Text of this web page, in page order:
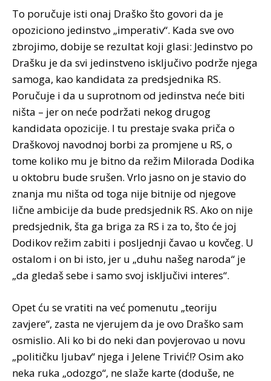
To poručuje isti onaj Draško što govori da je
opoziciono jedinstvo „imperativ“. Kada sve ovo
zbrojimo, dobije se rezultat koji glasi: Jedinstvo po
Drašku je da svi jedinstveno isključivo podrže njega
samoga, kao kandidata za predsjednika RS.
Poručuje i da u suprotnom od jedinstva neće biti
ništa – jer on neće podržati nekog drugog
kandidata opozicije. I tu prestaje svaka priča o
Draškovoj navodnoj borbi za promjene u RS, o
tome koliko mu je bitno da režim Milorada Dodika
u oktobru bude srušen. Vrlo jasno on je stavio do
znanja mu ništa od toga nije bitnije od njegove
lične ambicije da bude predsjednik RS. Ako on nije
predsjednik, šta ga briga za RS i za to, što će joj
Dodikov režim zabiti i posljednji čavao u kovčeg. U
ostalom i on bi isto, jer u „duhu našeg naroda“ je
„da gledaš sebe i samo svoj isključivi interes“.
Opet ću se vratiti na već pomenutu „teoriju
zavjere“, zasta ne vjerujem da je ovo Draško sam
osmislio. Ali ko bi do neki dan povjerovao u novu
„političku ljubav“ njega i Jelene Trivić!? Osim ako
neka ruka „odozgo“, ne slaže karte (doduše, ne